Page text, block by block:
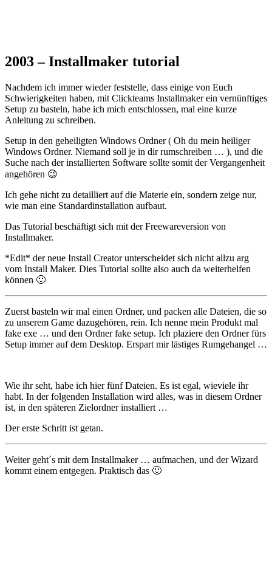
2003 – Installmaker tutorial
Nachdem ich immer wieder feststelle, dass einige von Euch
Schwierigkeiten haben, mit Clickteams Installmaker ein vernünftiges
Setup zu basteln, habe ich mich entschlossen, mal eine kurze
Anleitung zu schreiben.
Setup in den geheiligten Windows Ordner ( Oh du mein heiliger
Windows Ordner. Niemand soll je in dir rumschreiben … ), und die
Suche nach der installierten Software sollte somit der Vergangenheit
angehören 😉
Ich gehe nicht zu detailliert auf die Materie ein, sondern zeige nur,
wie man eine Standardinstallation aufbaut.
Das Tutorial beschäftigt sich mit der Freewareversion von
Installmaker.
*Edit* der neue Install Creator unterscheidet sich nicht allzu arg
vom Install Maker. Dies Tutorial sollte also auch da weiterhelfen
können 🙂
Zuerst basteln wir mal einen Ordner, und packen alle Dateien, die so
zu unserem Game dazugehören, rein. Ich nenne mein Produkt mal
fake exe … und den Ordner fake setup. Ich plaziere den Ordner fürs
Setup immer auf dem Desktop. Erspart mir lästiges Rumgehangel …
Wie ihr seht, habe ich hier fünf Dateien. Es ist egal, wieviele ihr
habt. In der folgenden Installation wird alles, was in diesem Ordner
ist, in den späteren Zielordner installiert …
Der erste Schritt ist getan.
Weiter geht´s mit dem Installmaker … aufmachen, und der Wizard
kommt einem entgegen. Praktisch das 🙂